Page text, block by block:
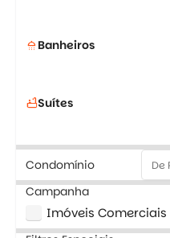
shower Banheiros
bathtubSuítes
Condomínio
Campanha
Imóveis Comerciais